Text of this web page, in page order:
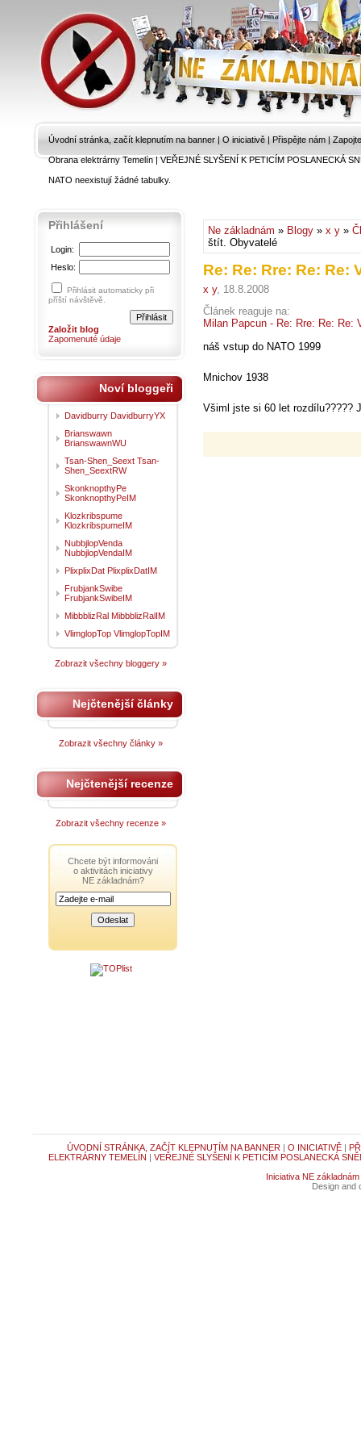
Úvodní stránka, začít klepnutím na banner | O iniciativě | Přispějte nám |
Obrana elektrárny Temelín|VEŘEJNÉ SLYŠENÍ K PETICÍM POSLANECKÁ
NATO neexistují žádné tabulky.
Ne základnám » Blogy » x y »
štít. Obyvatelé
Re: Re: Rre: Re: Re:
x y, 18.8.2008
Článek reaguje na:
Milan Papcun - Re: Rre: Re:
náš vstup do NATO 1999
Mnichov 1938
Všiml jste si 60 let rozdílu?????
Přihlášení
Login:
Heslo:
Přihlásit automaticky při
příští návštěvě.
Založit blog
Zapomenuté údaje
Noví bloggeři
Davidburry DavidburryYX
Brianswawn
BrianswawnWU
Tsan-Shen_Seext Tsan-
Shen_SeextRW
SkonknopthyPe
SkonknopthyPeIM
Klozkribspume
KlozkribspumeIM
NubbjlopVenda
NubbjlopVendaIM
PlixplixDat PlixplixDatIM
FrubjankSwibe
FrubjankSwibeIM
MibbblizRal MibbblizRalIM
VlimglopTop VlimglopTopIM
Zobrazit všechny bloggery »
Nejčtenější články
Zobrazit všechny články »
Nejčtenější recenze
Zobrazit všechny recenze »
Chcete být informováni
o aktivitách iniciativy
NE základnám?
ÚVODNÍ STRÁNKA, ZAČÍT KLEPNUTÍM NA BANNER | O INICIATIVĚ|
ELEKTRÁRNY TEMELÍN | VEŘEJNÉ SLYŠENÍ K PETICÍM POSLANECKÁ
Iniciativa NE základnám
Design and